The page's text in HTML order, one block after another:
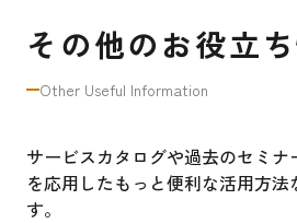
その他のお役立
Other Useful Information
サービスカタログや過去のセミ
を応用したもっと便利な活用方法
す。